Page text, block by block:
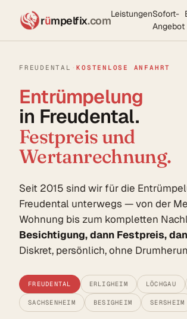
rümpelfix.comLeistungenSofort-
Angebot
FREUDENTAL ·KOSTENLOSE ANFAHRT
Entrümpelung
in Freudental.
Festpreis und
Wertanrechnung.
Seit 2015 sind wir für die
Freudental unterwegs — von der
Wohnung bis zum kompletten
Besichtigung, dann Festpreis,
Diskret, persönlich, ohne
FREUDENTAL ERLIGHEIM LÖCHGAU
SACHSENHEIM BESIGHEIM SERSHEIM